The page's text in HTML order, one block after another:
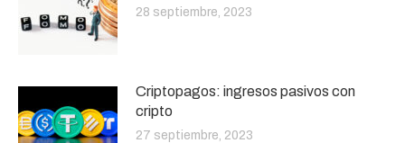
28 septiembre, 2023
Criptopagos: ingresos pasivos con
cripto
27 septiembre, 2023